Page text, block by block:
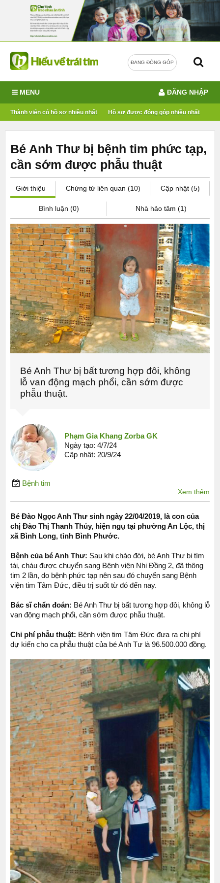
ĐANG ĐÓNG GÓP
MENU
Thành viên có hồ sơ nhiều nhất Hồ sơ được đóng góp nhiều nhất
ĐĂNG NHẬP
Bé Anh Thư bị bệnh tim phức tạp,
cần sớm được phẫu thuật
Giới thiệu Chứng từ liên quan (10) Cập nhật (5)
Bình luận (0) Nhà hảo tâm (1)
Bé Anh Thư bị bất tương hợp đôi, không
lỗ van động mạch phổi, cần sớm được
phẫu thuật.
Phạm Gia Khang Zorba GK
Ngày tạo: 4/7/24
Cập nhật: 20/9/24
Bệnh tim
Xem thêm
Bé Đào Ngọc Anh Thư sinh ngày 22/04/2019, là con của
chị Đào Thị Thanh Thúy, hiện ngụ tại phường An Lộc, thị
xã Bình Long, tỉnh Bình Phước.
Bệnh của bé Anh Thư: Sau khi chào đời, bé Anh Thư bị tím
tái, cháu được chuyển sang Bệnh viện Nhi Đồng 2, đã thông
tim 2 lần, do bệnh phức tạp nên sau đó chuyển sang Bệnh
viện tim Tâm Đức, điều trị suốt từ đó đến nay.
Bác sĩ chẩn đoán: Bé Anh Thư bị bất tương hợp đôi, không lỗ
van động mạch phổi, cần sớm được phẫu thuật.
Chi phí phẫu thuật: Bệnh viện tim Tâm Đức đưa ra chi phí
dự kiến cho ca phẫu thuật của bé Anh Tư là 96.500.000 đồng.